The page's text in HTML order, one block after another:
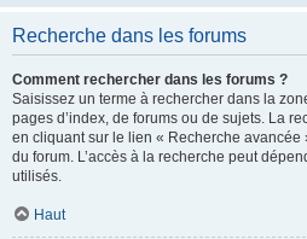
Recherche dans les forums
Comment rechercher dans les forums ?
Saisissez un terme à rechercher dans la
pages d’index, de forums ou de sujets. La
en cliquant sur le lien « Recherche
du forum. L’accès à la recherche peut
utilisés.
Haut